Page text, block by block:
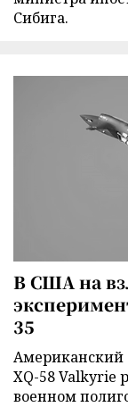
Сибига.
В США на
35
Американский
XQ-58 Valkyrie
военном